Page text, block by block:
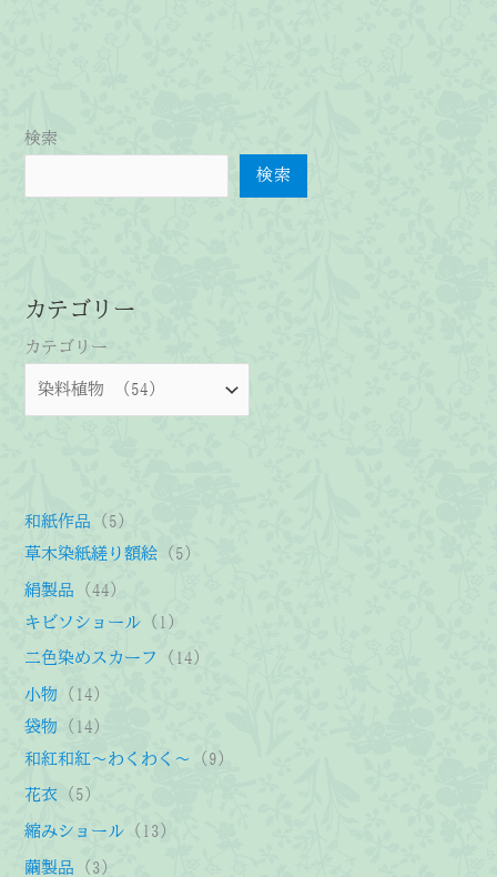
検索
検索
カテゴリー
カテゴリー
和紙作品 5 5
個
商
品
草木染紙縒り額絵 5 5
商
絹製品 444
4
個
品
キビソショール 1 1
個
品
二色染めスカーフ 14 1
の
小物 14 1
4
個
袋物 14 1
4
和紅和紅～わくわく～ 9 9
花衣 5 5
個
の
縮みショール 13 1
繭製品 33